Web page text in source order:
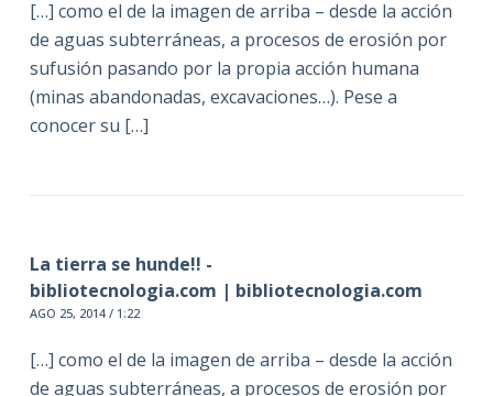
[…] como el de la imagen de arriba – desde la acción
de aguas subterráneas, a procesos de erosión por
sufusión pasando por la propia acción humana
(minas abandonadas, excavaciones…). Pese a
conocer su […]
La tierra se hunde!! -
bibliotecnologia.com | bibliotecnologia.com
AGO 25, 2014 / 1:22
[…] como el de la imagen de arriba – desde la acción
de aguas subterráneas, a procesos de erosión por